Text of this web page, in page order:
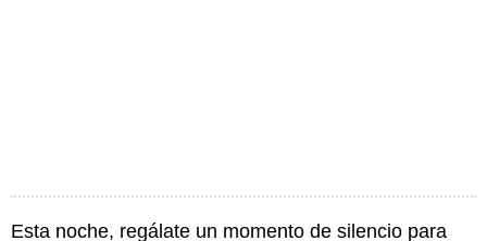
Esta noche, regálate un momento de silencio para